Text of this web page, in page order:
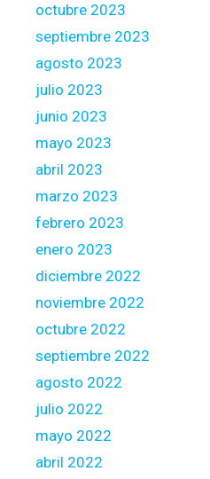
octubre 2023
septiembre 2023
agosto 2023
julio 2023
junio 2023
mayo 2023
abril 2023
marzo 2023
febrero 2023
enero 2023
diciembre 2022
noviembre 2022
octubre 2022
septiembre 2022
agosto 2022
julio 2022
mayo 2022
abril 2022